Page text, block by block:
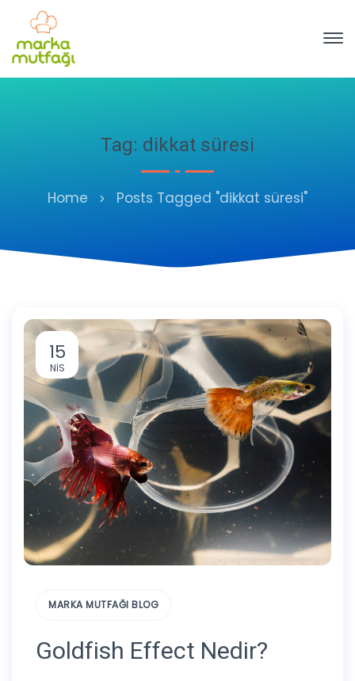
Tag: dikkat süresi
Home Posts Tagged "dikkat süresi"
15
NIS
MARKA MUTFAĞI BLOG
Goldfish Effect Nedir?